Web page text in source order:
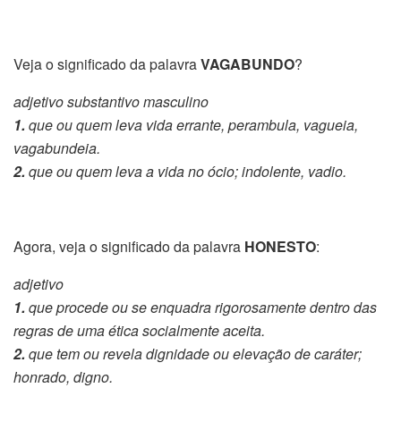
Veja o significado da palavraVAGABUNDO?
adjetivo substantivo masculino
1. que ou quem leva vida errante, perambula, vagueia,
vagabundeia.
2. que ou quem leva a vida no ócio; indolente, vadio.
Agora, veja o significado da palavra HONESTO:
adjetivo
1. que procede ou se enquadra rigorosamente dentro das
regras de uma ética socialmente aceita.
2. que tem ou revela dignidade ou elevação de caráter;
honrado, digno.